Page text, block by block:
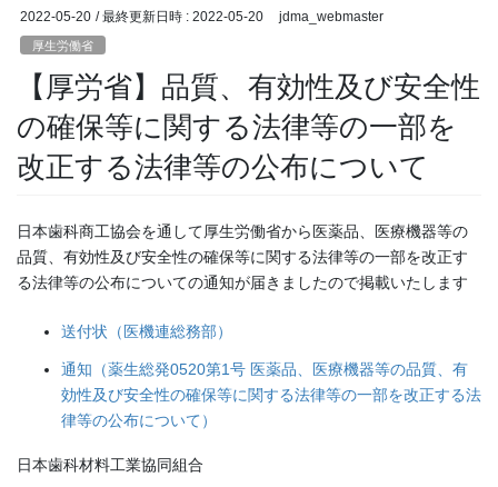
2022-05-20 / 最終更新日時 : 2022-05-20 jdma_webmaster
厚生労働省
【厚労省】品質、有効性及び安全性
の確保等に関する法律等の一部を
改正する法律等の公布について
日本歯科商工協会を通して厚生労働省から医薬品、医療機器等の
品質、有効性及び安全性の確保等に関する法律等の一部を改正す
る法律等の公布についての通知が届きましたので掲載いたします
送付状（医機連総務部）
通知（薬生総発0520第1号 医薬品、医療機器等の品質、有
効性及び安全性の確保等に関する法律等の一部を改正する法
律等の公布について）
日本歯科材料工業協同組合